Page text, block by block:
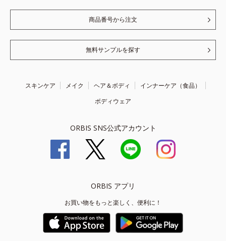
商品番号から注文
無料サンプルを探す
スキンケア メイク ヘア＆ボディ
インナーケア（食品）
ボディウェア
ORBIS SNS公式アカウント
ORBIS アプリ
お買い物をもっと楽しく、便利に！